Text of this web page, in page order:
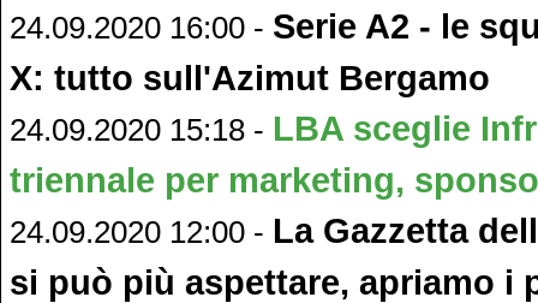
24.09.2020 16:00 - Serie A2 - le
X: tutto sull'Azimut Bergamo
24.09.2020 15:18 - LBA sceglie
triennale per marketing,
24.09.2020 12:00 - La Gazzetta
si può più aspettare, apriamo i